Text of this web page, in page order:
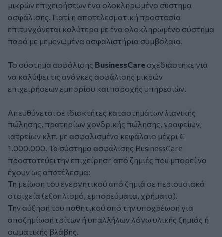
μικρών επιχειρήσεων ένα ολοκληρωμένο σύστημα
ασφάλισης. Γιατί η αποτελεσματική προστασία
επιτυγχάνεται καλύτερα με ένα ολοκληρωμένο σύστημα
παρά με μεμονωμένα ασφαλιστήρια συμβόλαια.
Το σύστημα ασφάλισης BusinessCare σχεδιάστηκε για
να καλύψει τις ανάγκες ασφάλισης μικρών
επιχειρήσεων εμπορίου και παροχής υπηρεσιών.
Απευθύνεται σε ιδιοκτήτες καταστημάτων λιανικής
πώλησης, πρατηρίων χονδρικής πώλησης, γραφείων,
ιατρείων κλπ. με ασφαλισμένο κεφάλαιο μέχρι €
1.000.000. Το σύστημα ασφάλισης BusinessCare
προστατεύει την επιχείρηση από ζημιές που μπορεί να
έχουν ως αποτέλεσμα:
Τη μείωση του ενεργητικού από ζημιά σε περιουσιακά
στοιχεία (εξοπλισμό, εμπορεύματα, χρήματα).
Την αύξηση του παθητικού από την υποχρέωση για
αποζημίωση τρίτων ή υπαλλήλων λόγω υλικής ζημιάς ή
σωματικής βλάβης.